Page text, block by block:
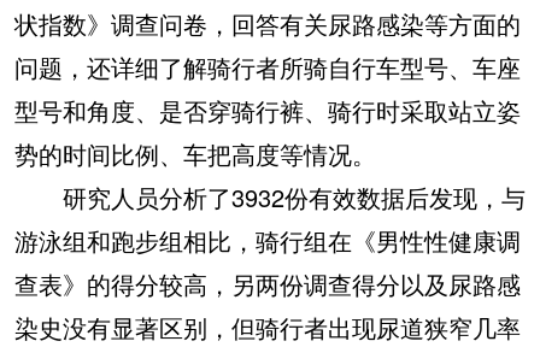
状指数》调查问卷，回答有关尿路感染等方面的
问题，还详细了解骑行者所骑自行车型号、车座
型号和角度、是否穿骑行裤、骑行时采取站立姿
势的时间比例、车把高度等情况。
研究人员分析了3932份有效数据后发现，与
游泳组和跑步组相比，骑行组在《男性性健康调
查表》的得分较高，另两份调查得分以及尿路感
染史没有显著区别，但骑行者出现尿道狭窄几率